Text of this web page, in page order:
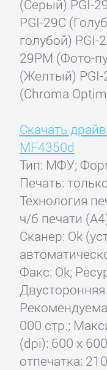
(Серый) PGI-
PGI-29C
голубой)
29PM (Фото-
(Желтый) PGI-
(Chroma
Скачать
MF4350d
Тип: МФУ;
Печать:
Технология
ч/б печати
Сканер: Ok
Факс: Ok;
Двусторонняя
000 стр.;
(dpi): 600 x
отпечатка: